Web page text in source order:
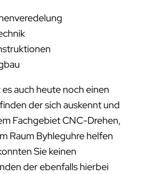
auch heute noch einen
der sich auskennt und
Fachgebiet CNC-Drehen,
Raum Byhleguhre helfen
Sie keinen
der ebenfalls hierbei